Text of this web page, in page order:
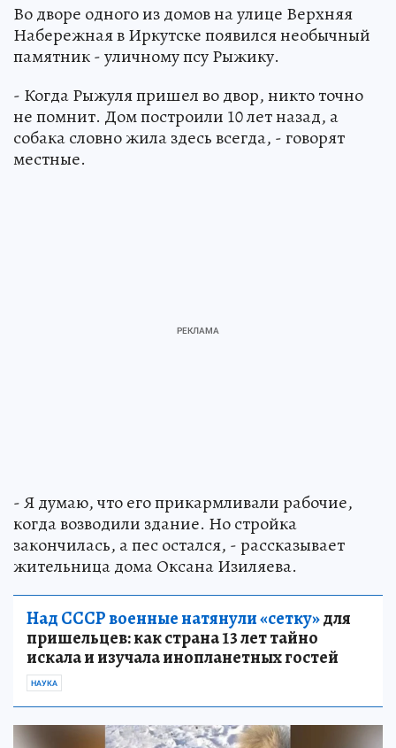
Во дворе одного из домов на улице Верхняя
Набережная в Иркутске появился необычный
памятник - уличному псу Рыжику.
- Когда Рыжуля пришел во двор, никто точно
не помнит. Дом построили 10 лет назад, а
собака словно жила здесь всегда, - говорят
местные.
- Я думаю, что его прикармливали рабочие,
когда возводили здание. Но стройка
закончилась, а пес остался, - рассказывает
жительница дома Оксана Изиляева.
Над СССР военные натянули «сетку»для
пришельцев: как страна 13 лет тайно
искала и изучала инопланетных гостей
НАУКА